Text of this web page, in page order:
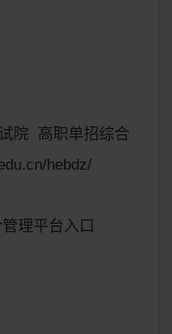
院 高职单招综合
hebdz/
理平台入口